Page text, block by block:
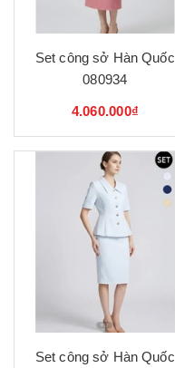
Set công sở Hàn Quốc
080934
4.060.000₫
Set công sở Hàn Quốc